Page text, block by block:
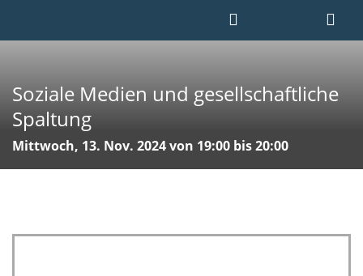
Soziale Medien und gesellschaftliche
Spaltung
Mittwoch, 13. Nov. 2024 von 19:00 bis 20:00